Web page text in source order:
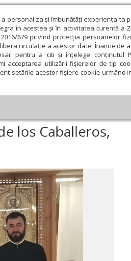
personaliza și îmbunătăți experiența ta
în acestea și în activitatea curentă a
679 privind protecția persoanelor
circulație a acestor date. Înainte de
pentru a citi și înțelege conținutul
acceptarea utilizării fişierelor de tip
setările acestor fişiere cookie urmând
de presă Documentar
Educaţie și Cultură Societate
Ejea de los Caballeros, Spania
los Caballeros,